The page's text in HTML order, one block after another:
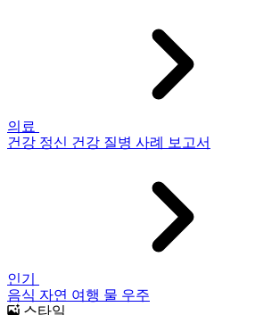
의료
건강 정신 건강 질병 사례 보고서
인기
음식 자연 여행 물 우주
스타일